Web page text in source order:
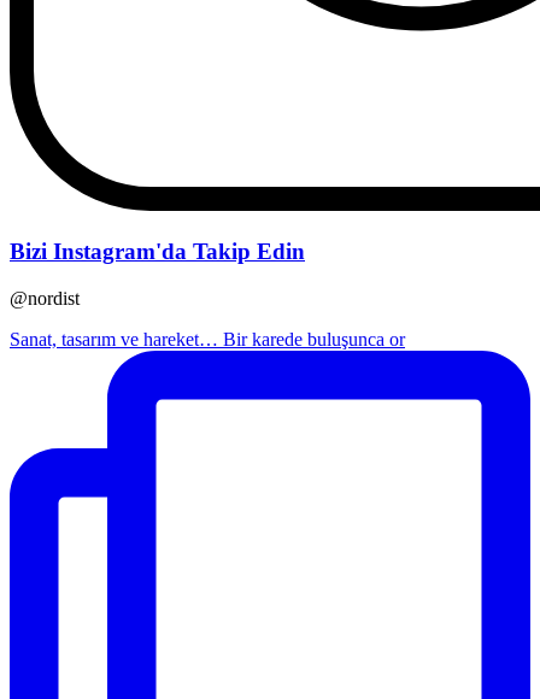
Bizi Instagram'da Takip Edin
@nordist
Sanat, tasarım ve hareket… Bir karede buluşunca or